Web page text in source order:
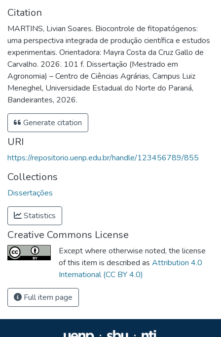
Citation
MARTINS, Livian Soares. Biocontrole de fitopatógenos:
uma perspectiva integrada de produção científica e estudos
experimentais. Orientadora: Mayra Costa da Cruz Gallo de
Carvalho. 2026. 101 f. Dissertação (Mestrado em
Agronomia) – Centro de Ciências Agrárias, Campus Luiz
Meneghel, Universidade Estadual do Norte do Paraná,
Bandeirantes, 2026.
Generate citation
URI
https://repositorio.uenp.edu.br/handle/123456789/855
Collections
Dissertações
Statistics
Creative Commons License
Except where otherwise noted, the license
of this item is described as Attribution 4.0
International (CC BY 4.0)
Full item page